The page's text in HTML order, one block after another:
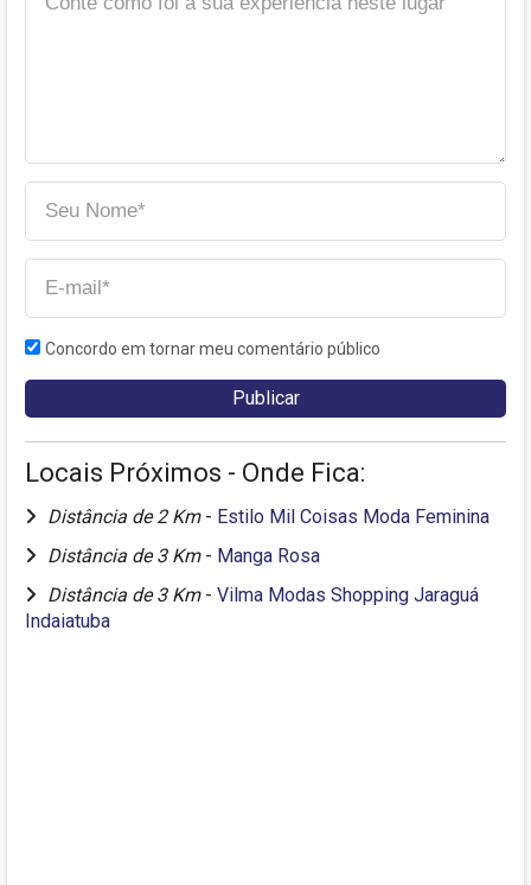
Concordo em tornar meu comentário público
Locais Próximos - Onde Fica:
Distância de 2 Km - Estilo Mil Coisas Moda Feminina
Distância de 3 Km - Manga Rosa
Distância de 3 Km - Vilma Modas Shopping Jaraguá
Indaiatuba